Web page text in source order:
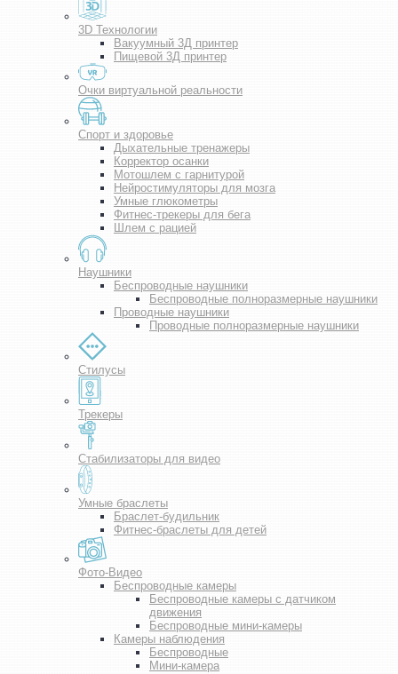
3D Технологии
Вакуумный 3Д принтер
Пищевой 3Д принтер
Очки виртуальной реальности
Спорт и здоровье
Дыхательные тренажеры
Корректор осанки
Мотошлем с гарнитурой
Нейростимуляторы для мозга
Умные глюкометры
Фитнес-трекеры для бега
Шлем с рацией
Наушники
Беспроводные наушники
Беспроводные полноразмерные наушники
Проводные наушники
Проводные полноразмерные наушники
Стилусы
Трекеры
Стабилизаторы для видео
Умные браслеты
Браслет-будильник
Фитнес-браслеты для детей
Фото-Видео
Беспроводные камеры
Беспроводные камеры с датчиком
движения
Беспроводные мини-камеры
Камеры наблюдения
Беспроводные
Мини-камера